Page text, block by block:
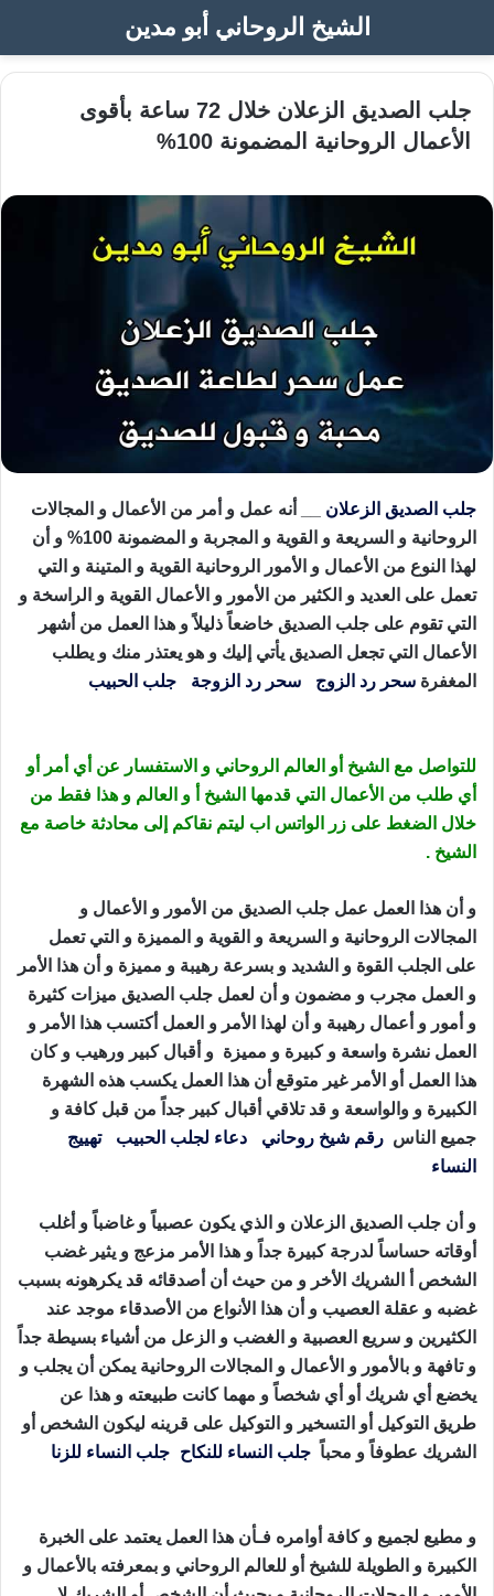
الشيخ الروحاني أبو مدين
جلب الصديق الزعلان خلال 72 ساعة بأقوى
الأعمال الروحانية المضمونة 100%
جلب الصديق الزعلان __ أنه عمل و أمر من الأعمال و المجالات
الروحانية و السريعة و القوية و المجربة و المضمونة 100% و أن
لهذا النوع من الأعمال و الأمور الروحانية القوية و المتينة و التي
تعمل على العديد و الكثير من الأمور و الأعمال القوية و الراسخة و
التي تقوم على جلب الصديق خاضعاً ذليلاً و هذا العمل من أشهر
الأعمال التي تجعل الصديق يأتي إليك و هو يعتذر منك و يطلب
المغفرة سحر رد الزوج سحر رد الزوجة جلب الحبيب
للتواصل مع الشيخ أو العالم الروحاني و الاستفسار عن أي أمر أو
أي طلب من الأعمال التي قدمها الشيخ أ و العالم و هذا فقط من
خلال الضغط على زر الواتس اب ليتم نقاكم إلى محادثة خاصة مع
الشيخ .
و أن هذا العمل عمل جلب الصديق من الأمور و الأعمال و
المجالات الروحانية و السريعة و القوية و المميزة و التي تعمل
على الجلب القوة و الشديد و بسرعة رهيبة و مميزة و أن هذا الأمر
و العمل مجرب و مضمون و أن لعمل جلب الصديق ميزات كثيرة
و أمور و أعمال رهيبة و أن لهذا الأمر و العمل أكتسب هذا الأمر و
العمل نشرة واسعة و كبيرة و مميزة و أقبال كبير ورهيب و كان
هذا العمل أو الأمر غير متوقع أن هذا العمل يكسب هذه الشهرة
الكبيرة و والواسعة و قد تلاقي أقبال كبير جداً من قبل كافة و
جميع الناس رقم شيخ روحاني دعاء لجلب الحبيب ،تهييج
النساء
و أن جلب الصديق الزعلان و الذي يكون عصبياً و غاضباً و أغلب
أوقاته حساساً لدرجة كبيرة جداً و هذا الأمر مزعج و يثير غضب
الشخص أ الشريك الأخر و من حيث أن أصدقائه قد يكرهونه بسبب
غضبه و عقلة العصيب و أن هذا الأنواع من الأصدقاء موجد عند
الكثيرين و سريع العصبية و الغضب و الزعل من أشياء بسيطة جداً
و تافهة و بالأمور و الأعمال و المجالات الروحانية يمكن أن يجلب و
يخضع أي شريك أو أي شخصاً و مهما كانت طبيعته و هذا عن
طريق التوكيل أو التسخير و التوكيل على قرينه ليكون الشخص أو
الشريك عطوفاً و محباً جلب النساء للنكاح جلب النساء للزنا
و مطيع لجميع و كافة أوامره فـأن هذا العمل يعتمد على الخبرة
الكبيرة و الطويلة للشيخ أو للعالم الروحاني و بمعرفته بالأعمال و